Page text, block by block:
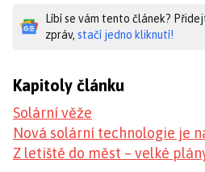
Líbí se vám tento článek?
zpráv, stačí jedno kliknutí!
Kapitoly článku
Solární věže
Nová solární technologie je
Z letiště do měst – velké